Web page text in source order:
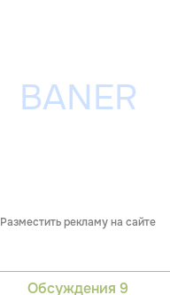
Разместить рекламу на сайте
Обсуждения 9